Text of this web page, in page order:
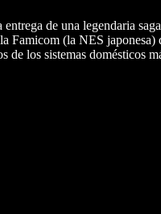
entrega de una legendaria
(la NES
de los sistemas domésticos